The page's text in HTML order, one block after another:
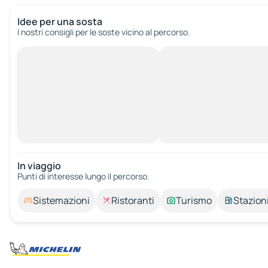
Idee per una sosta
I nostri consigli per le soste vicino al percorso.
In viaggio
Punti di interesse lungo il percorso.
Sistemazioni Ristoranti Turismo